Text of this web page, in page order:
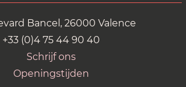
Bancel, 26000 Valence
+33 (0)4 75 44 90 40
Schrijf ons
Openingstijden